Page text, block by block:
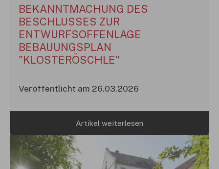
BEKANNTMACHUNG DES
BESCHLUSSES ZUR
ENTWURFSOFFENLAGE
BEBAUUNGSPLAN
"KLOSTERÖSCHLE"
Veröffentlicht am 26.03.2026
Artikel weiterlesen